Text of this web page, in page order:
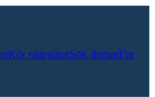
Kör rättegångSök domarFör